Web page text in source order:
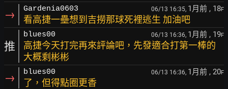
→ Gardenia0603 06/13 16:35, 1月前 , 18F
看高捷一壘想到吉撈那球死裡逃生 加油吧
推
blues00 06/13 16:36, 1月前 , 19F
高捷今天打完再來評論吧，先發適合打第一棒的
大概剩彬彬
→ blues00 06/13 16:36, 1月前 , 20F
了，但得點圈更香